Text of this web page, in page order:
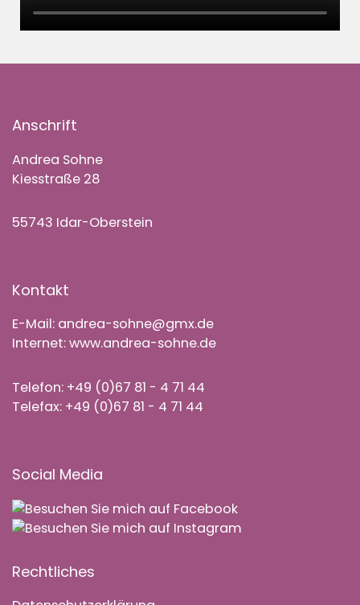
Anschrift
Andrea Sohne
Kiesstraße 28
55743 Idar-Oberstein
Kontakt
E-Mail: andrea-sohne@gmx.de
Internet: www.andrea-sohne.de
Telefon: +49 (0)67 81 - 4 71 44
Telefax: +49 (0)67 81 - 4 71 44
Social Media
Rechtliches